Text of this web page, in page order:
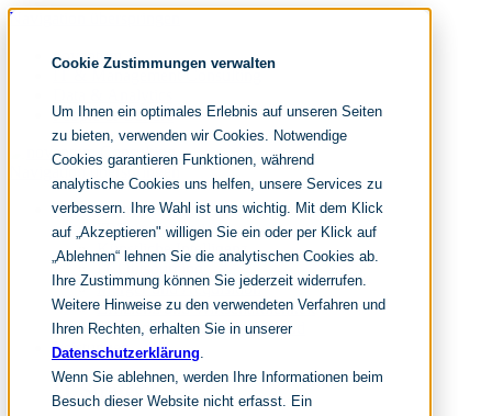
Cookie Zustimmungen verwalten
Um Ihnen ein optimales Erlebnis auf unseren Seiten
zu bieten, verwenden wir Cookies. Notwendige
Cookies garantieren Funktionen, während
analytische Cookies uns helfen, unsere Services zu
verbessern. Ihre Wahl ist uns wichtig. Mit dem Klick
auf „Akzeptieren" willigen Sie ein oder per Klick auf
„Ablehnen“ lehnen Sie die analytischen Cookies ab.
Ihre Zustimmung können Sie jederzeit widerrufen.
Weitere Hinweise zu den verwendeten Verfahren und
Ihren Rechten, erhalten Sie in unserer
Datenschutzerklärung.
Wenn Sie ablehnen, werden Ihre Informationen beim
Besuch dieser Website nicht erfasst. Ein
Navigation überspringen
noventum
IT & Management Consulting
People & Culture
Navigation überspringen
Fokusthemen
IT Transformation
Künstliche Intelligenz
Merger und Acquisition
Effizienz und Wirtschaftlichkeit
IT-Modernisierung und Cloud
Leistungen
IT Strategy